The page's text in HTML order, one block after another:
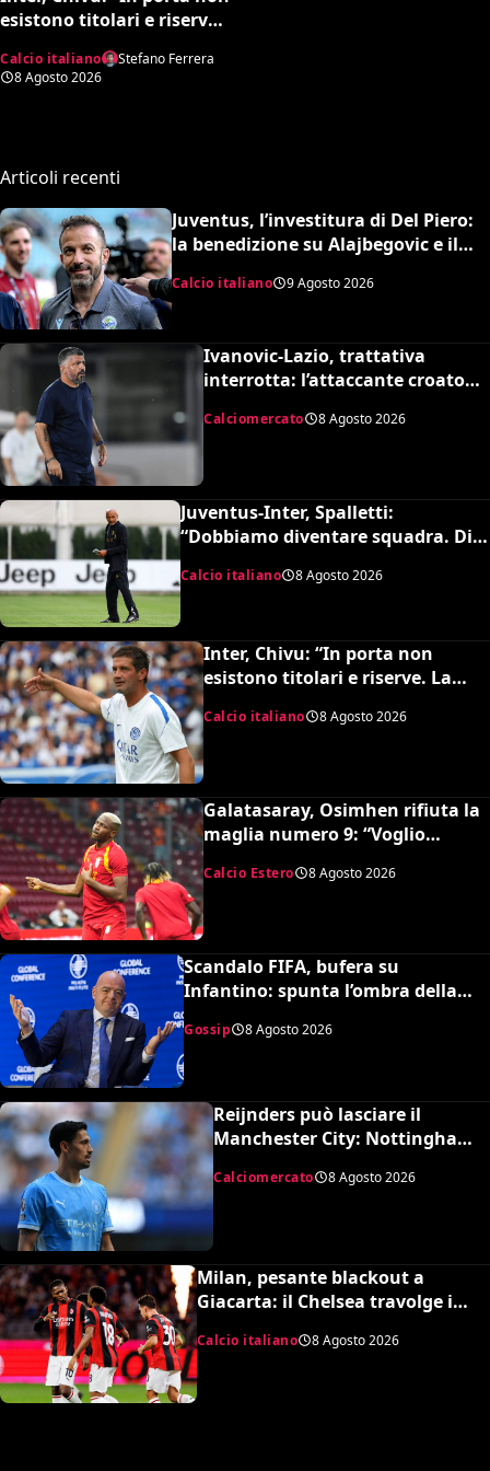
esistono titolari e riserve.
Calcio italiano
Stefano Ferrera
8 Agosto 2026
Articoli recenti
Juventus, l’investitura di Del Piero:
la benedizione su Alajbegovic e il
fattore Spalletti per il ritorno in alto
Calcio italiano 9 Agosto 2026
Ivanovic-Lazio, trattativa
interrotta: l’attaccante croato
Calciomercato 8 Agosto 2026
Juventus-Inter, Spalletti:
“Dobbiamo diventare squadra. Di
Gregorio? Cose che possono
capitare”
Calcio italiano 8 Agosto 2026
Inter, Chivu: “In porta non
esistono titolari e riserve. La
Calcio italiano 8 Agosto 2026
Galatasaray, Osimhen rifiuta la
maglia numero 9: “Voglio
Calcio Estero 8 Agosto 2026
Scandalo FIFA, bufera su
Infantino: spunta l’ombra della
UEFA
Gossip 8 Agosto 2026
Reijnders può lasciare il
Manchester City: Nottingham
Calciomercato 8 Agosto 2026
Milan, pesante blackout a
Giacarta: il Chelsea travolge i
rossoneri 3-0 in amichevole
Calcio italiano 8 Agosto 2026